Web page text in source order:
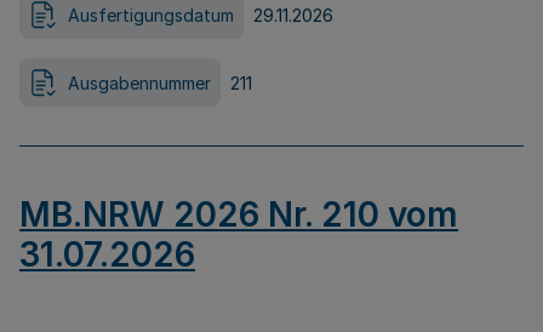
Ausfertigungsdatum 29.11.2026
Ausgabennummer 211
MB.NRW 2026 Nr. 210 vom
31.07.2026